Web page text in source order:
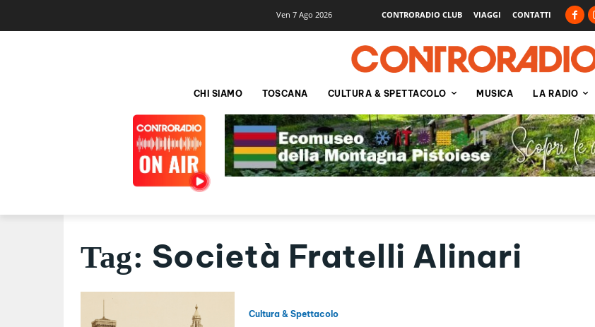
Ven 7 Ago 2026 CONTRORADIO CLUB VIAGGI CONTATTI
CHI SIAMO TOSCANA CULTURA & SPETTACOLO MUSICA LA RADIO
Tag: Società Fratelli Alinari
Cultura & Spettacolo